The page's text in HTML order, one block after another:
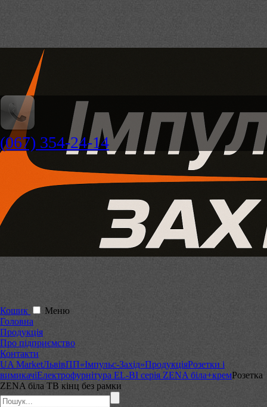
(067) 354-24-14
Кошик
Меню
Головна
Продукція
Про підприємство
Контакти
UA MarketЛьвівПП«Імпульс-Захід»ПродукціяРозетки і
вимикачіЕлектрофурнітура EL-BI серія ZENA біла+кремРозетка
ZENA біла ТВ кінц без рамки